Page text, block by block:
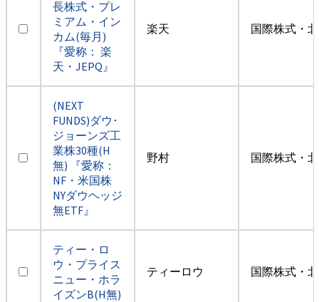
長株式・プレ
ミアム・イン
カム(毎月)
『愛称： 楽
天・JEPQ』
楽天 国際株式・
(NEXT
FUNDS)ダウ･
ジョーンズ工
業株30種(H
無) 『愛称：
NF・米国株
NYダウヘッジ
無ETF』
野村 国際株式・
ティー・ロ
ウ・プライス
ニュー・ホラ
イズンB(H無)
ティーロウ 国際株式・